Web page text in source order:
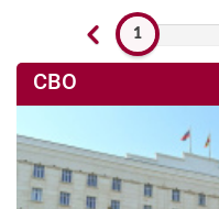
1
СВО